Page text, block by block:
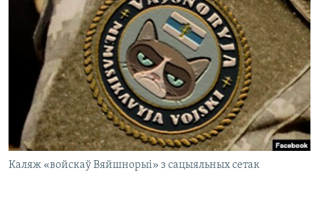
КАЛЯНДАР
НА ХВАЛЯХ СВАБОДЫ
Каляж «войскаў Вяйшнорыі» з сацыяльных сетак